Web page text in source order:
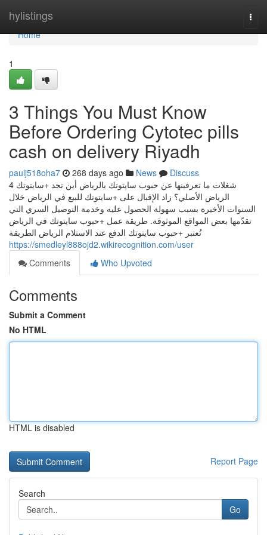
hylistings
Home
Home
1
3 Things You Must Know
Before Ordering Cytotec pills
cash on delivery Riyadh
paulj518oha7 268 days ago News
Discuss
4 شغلات ما تعرفينها عن حبوب سايتوتك بالرياض أين تجد +سايتوتك
الرياض الأصلي؟ زاد الإقبال على +سايتوتك للبيع في الرياض خلال
السنوات الأخيرة بسبب سهولة الحصول عليه وخدمة التوصيل السري التي
تقدّمها بعض المواقع الموثوقة. طريقة عمل +حبوب سايتوتك في الرياض
تُعتبر +حبوب سايتوتك الدفع عند الاستلام الرياض الطريقة
https://smedleyl888ojd2.wikirecognition.com/user
Comments
Who Upvoted
Comments
Submit a Comment
No HTML
HTML is disabled
Report Page
Search
Go